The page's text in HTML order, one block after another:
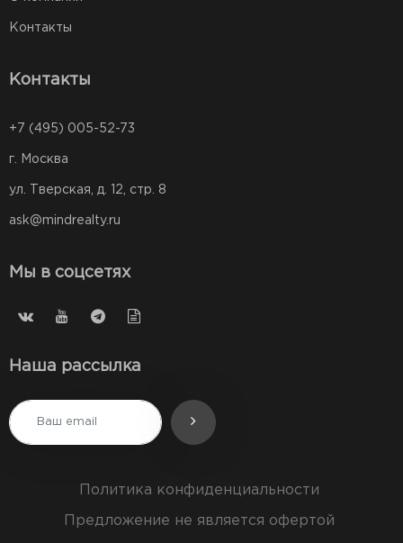
Контакты
Контакты
+7 (495) 005-52-73
г. Москва
ул. Тверская, д. 12, стр. 8
ask@mindrealty.ru
Мы в соцсетях
Наша рассылка
Политика конфиденциальности
Предложение не является офертой